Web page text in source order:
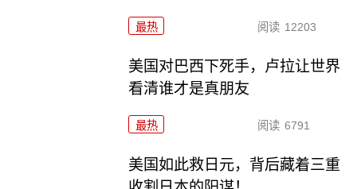
最热 阅读 12203
美国对巴西下死手，卢拉让世界
看清谁才是真朋友
最热 阅读 6791
美国如此救日元，背后藏着三重